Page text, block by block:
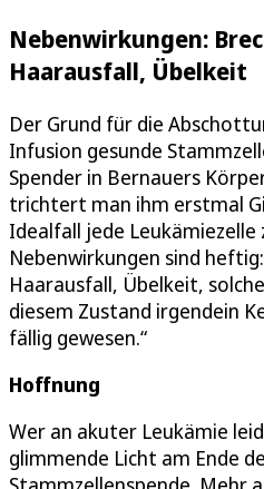
Nebenwirkungen:
Haarausfall, Übelkeit
Der Grund für die
Infusion gesunde
Spender in Bernauers
trichtert man ihm erstmal
Idealfall jede
Nebenwirkungen sind
Haarausfall, Übelkeit,
diesem Zustand irgendein
fällig gewesen.“
Hoffnung
Wer an akuter Leukämie
glimmende Licht am Ende